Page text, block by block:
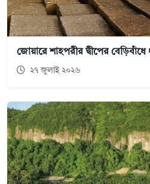
জোয়ারে শাহপরীর দ্বীপের
২৭ জুলাই ২০২৬